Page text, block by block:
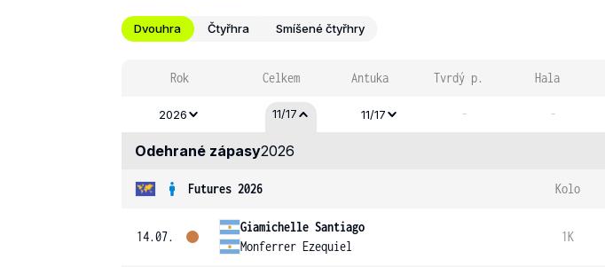
Dvouhra Čtyřhra Smíšené čtyřhry
Rok Celkem Antuka Tvrdý p. Hala
2026 11/17 11/17 - -
Odehrané zápasy2026
Futures 2026 Kolo
14.07.
Giamichelle Santiago
Monferrer Ezequiel
1K